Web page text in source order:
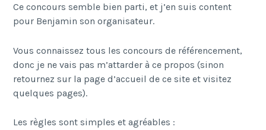
Ce concours semble bien parti, et j’en suis content
pour Benjamin son organisateur.
Vous connaissez tous les concours de référencement,
donc je ne vais pas m’attarder à ce propos (sinon
retournez sur la page d’accueil de ce site et visitez
quelques pages).
Les règles sont simples et agréables :